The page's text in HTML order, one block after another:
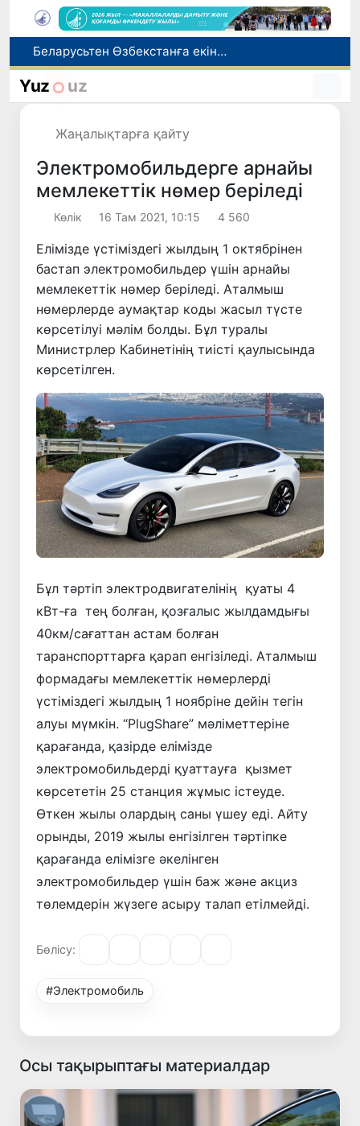
Адам саудасынан зардап шеккен азаматтар әлеуметтік қызметтермен қамтылады
Тарихи күн: Өзбекстанның «Самарқант-2028» жасанды серігі орбитаға сәтті шығарылды
Yuz uz
Жаңалықтарға қайту
Электромобильдерге арнайы
мемлекеттік нөмер беріледі
Көлік 16 Там 2021, 10:15 4 560
Елімізде үстіміздегі жылдың 1 октябрінен
бастап электромобильдер үшін арнайы
мемлекеттік нөмер беріледі. Аталмыш
нөмерлерде аумақтар коды жасыл түсте
көрсетілуі мәлім болды. Бұл туралы
Министрлер Кабинетінің тиісті қаулысында
көрсетілген.
Бұл тәртіп электродвигателінің қуаты 4
кВт-ға тең болған, қозғалыс жылдамдығы
40км/сағаттан астам болған
таранспорттарға қарап енгізіледі. Аталмыш
формадағы мемлекеттік нөмерлерді
үстіміздегі жылдың 1 ноябріне дейін тегін
алуы мүмкін. “PlugShare” мәліметтеріне
қарағанда, қазірде елімізде
электромобильдерді қуаттауға қызмет
көрсететін 25 станция жұмыс істеуде.
Өткен жылы олардың саны үшеу еді. Айту
орынды, 2019 жылы енгізілген тәртіпке
қарағанда елімізге әкелінген
электромобильдер үшін баж және акциз
төлемдерін жүзеге асыру талап етілмейді.
Бөлісу:
#Электромобиль
Осы тақырыптағы материалдар